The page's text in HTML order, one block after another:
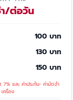
า/ต่อวัน
100 บาท
130 บาท
150 บาท
7% และ ค่าประกัน- ค่ามัดจำ
เครื่อง